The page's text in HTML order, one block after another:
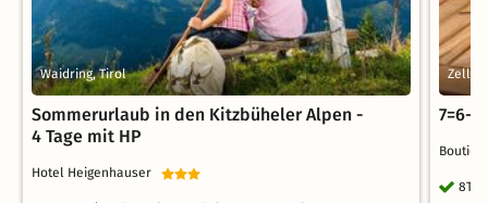
Waidring, Tirol
Sommerurlaub in den Kitzbüheler Alpen -
4 Tage mit HP
Hotel Heigenhauser
Zell
7=6-